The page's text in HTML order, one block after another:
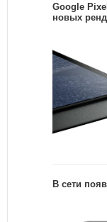
Google
новых
В сети